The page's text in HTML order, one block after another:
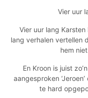
Vier uur
Vier uur lang
lang verhalen vertellen
hem
En Kroon is juist
aangesproken
te hard